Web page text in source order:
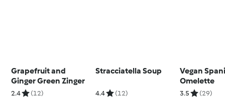
Grapefruit and
Ginger Green Zinger
2.4 (12)
Stracciatella Soup
4.4 (12)
Vegan
Omelette
3.5 (29)